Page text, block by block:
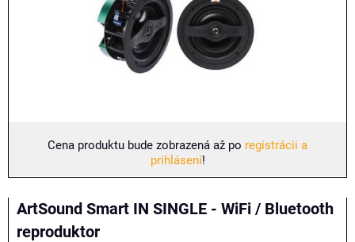
Cena produktu bude zobrazená až po registrácii a
prihlásení!
ArtSound Smart IN SINGLE - WiFi / Bluetooth
reproduktor